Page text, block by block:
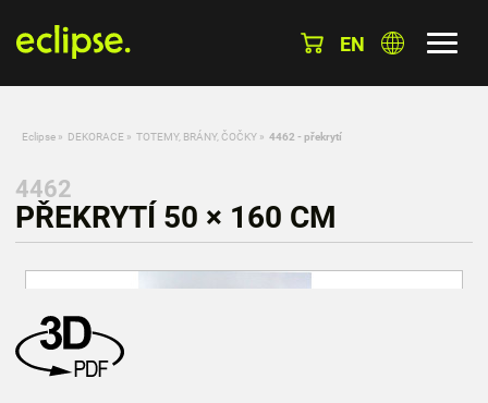
EN
Eclipse » DEKORACE » TOTEMY, BRÁNY, ČOČKY » 4462 - překrytí
4462
PŘEKRYTÍ 50 × 160 CM